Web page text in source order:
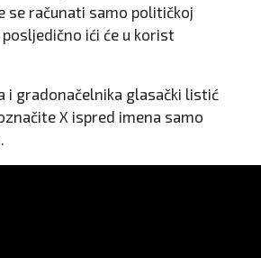
se računati samo političkoj
ići će u korist
i gradonačelnika glasački listić
X ispred imena samo